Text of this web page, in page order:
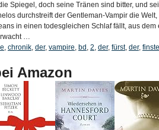
Spiegel, doch seine Tränen sind bitter, und
durchstreift der Gentleman-Vampir die
in einen todesgleichen Schlaf fällt, aus dem
…
, chronik, der, vampire, bd , 2, der, fürst, der,
Amazon